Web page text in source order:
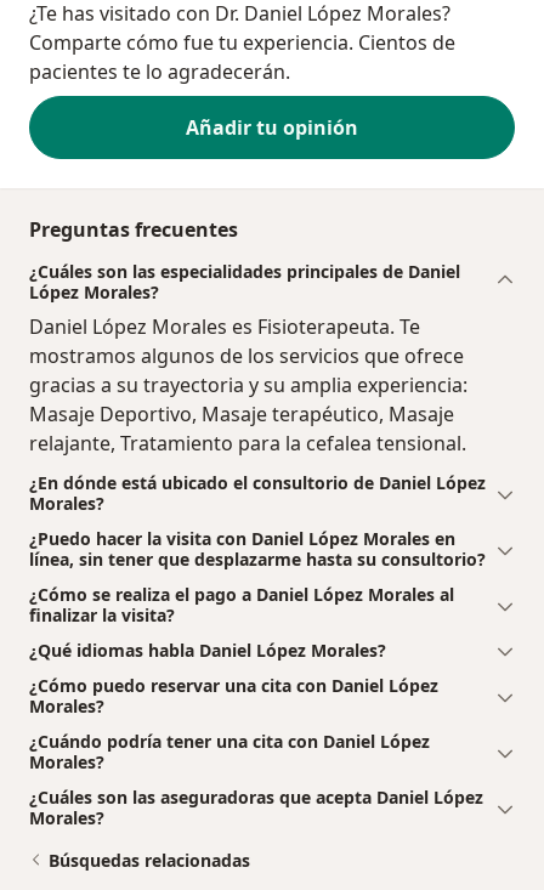
¿Te has visitado con Dr. Daniel López Morales?
Comparte cómo fue tu experiencia. Cientos de
pacientes te lo agradecerán.
Añadir tu opinión
Preguntas frecuentes
¿Cuáles son las especialidades principales de Daniel
López Morales?
Daniel López Morales es Fisioterapeuta. Te
mostramos algunos de los servicios que ofrece
gracias a su trayectoria y su amplia experiencia:
Masaje Deportivo, Masaje terapéutico, Masaje
relajante, Tratamiento para la cefalea tensional.
¿En dónde está ubicado el consultorio de Daniel López
Morales?
¿Puedo hacer la visita con Daniel López Morales en
línea, sin tener que desplazarme hasta su consultorio?
¿Cómo se realiza el pago a Daniel López Morales al
finalizar la visita?
¿Qué idiomas habla Daniel López Morales?
¿Cómo puedo reservar una cita con Daniel López
Morales?
¿Cuándo podría tener una cita con Daniel López
Morales?
¿Cuáles son las aseguradoras que acepta Daniel López
Morales?
Búsquedas relacionadas